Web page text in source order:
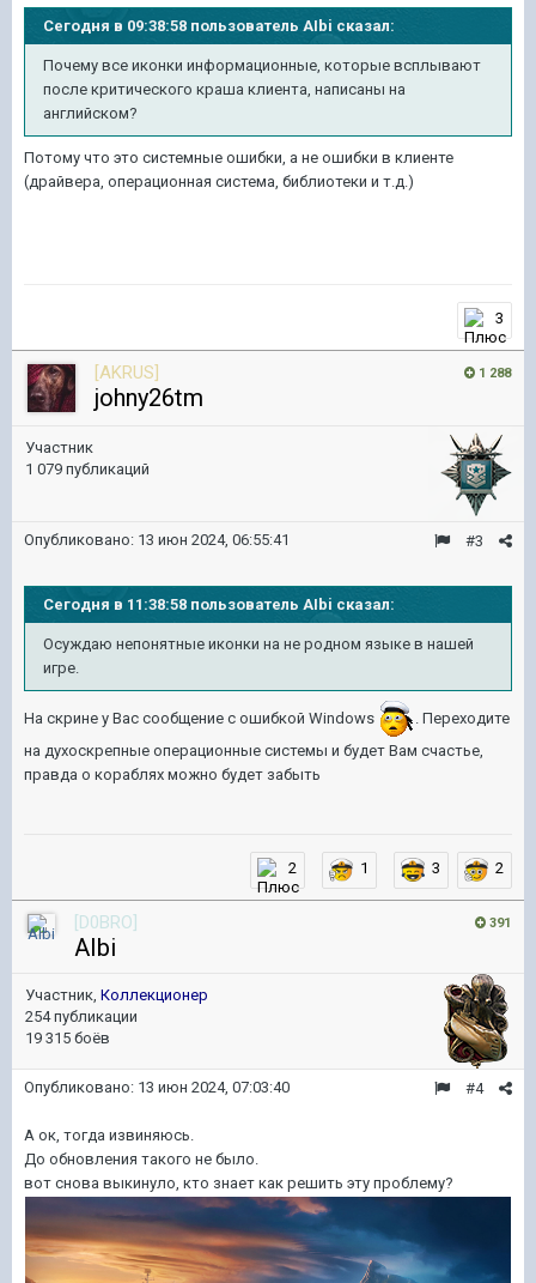
Сегодня в 09:38:58 пользователь AIbi сказал:
Почему все иконки информационные, которые всплывают
после критического краша клиента, написаны на
английском?
Потому что это системные ошибки, а не ошибки в клиенте
(драйвера, операционная система, библиотеки и т.д.)
3
1 288
[AKRUS]
johny26tm
Участник
1 079 публикаций
#3
Опубликовано: 13 июн 2024, 06:55:41
Сегодня в 11:38:58 пользователь AIbi сказал:
Осуждаю непонятные иконки на не родном языке в нашей
игре.
На скрине у Вас сообщение с ошибкой Windows
. Переходите
на духоскрепные операционные системы и будет Вам счастье,
правда о кораблях можно будет забыть
2 1 3 2
391
[D0BRO]
AIbi
Участник, Коллекционер
254 публикации
19 315 боёв
#4
Опубликовано: 13 июн 2024, 07:03:40
А ок, тогда извиняюсь.
До обновления такого не было.
вот снова выкинуло, кто знает как решить эту проблему?